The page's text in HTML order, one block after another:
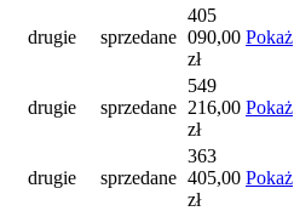
drugie sprzedane
405
090,00
zł
Pokaż
drugie sprzedane
549
216,00
zł
Pokaż
drugie sprzedane
363
405,00
zł
Pokaż